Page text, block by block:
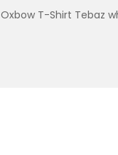
Oxbow T-Shirt Tebaz